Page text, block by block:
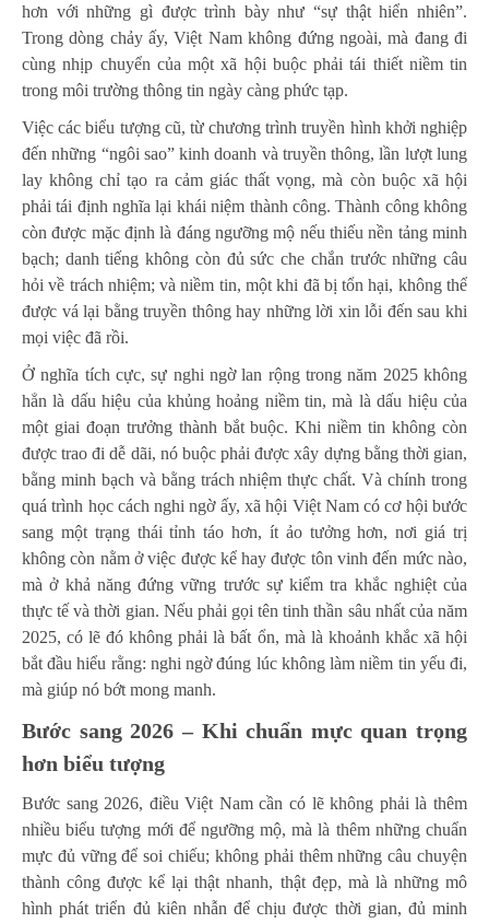
hơn với những gì được trình bày như “sự thật hiển nhiên”.
Trong dòng chảy ấy, Việt Nam không đứng ngoài, mà đang đi
cùng nhịp chuyển của một xã hội buộc phải tái thiết niềm tin
trong môi trường thông tin ngày càng phức tạp.
Việc các biểu tượng cũ, từ chương trình truyền hình khởi nghiệp
đến những “ngôi sao” kinh doanh và truyền thông, lần lượt lung
lay không chỉ tạo ra cảm giác thất vọng, mà còn buộc xã hội
phải tái định nghĩa lại khái niệm thành công. Thành công không
còn được mặc định là đáng ngưỡng mộ nếu thiếu nền tảng minh
bạch; danh tiếng không còn đủ sức che chắn trước những câu
hỏi về trách nhiệm; và niềm tin, một khi đã bị tổn hại, không thể
được vá lại bằng truyền thông hay những lời xin lỗi đến sau khi
mọi việc đã rồi.
Ở nghĩa tích cực, sự nghi ngờ lan rộng trong năm 2025 không
hẳn là dấu hiệu của khủng hoảng niềm tin, mà là dấu hiệu của
một giai đoạn trưởng thành bắt buộc. Khi niềm tin không còn
được trao đi dễ dãi, nó buộc phải được xây dựng bằng thời gian,
bằng minh bạch và bằng trách nhiệm thực chất. Và chính trong
quá trình học cách nghi ngờ ấy, xã hội Việt Nam có cơ hội bước
sang một trạng thái tỉnh táo hơn, ít ảo tưởng hơn, nơi giá trị
không còn nằm ở việc được kể hay được tôn vinh đến mức nào,
mà ở khả năng đứng vững trước sự kiểm tra khắc nghiệt của
thực tế và thời gian. Nếu phải gọi tên tinh thần sâu nhất của năm
2025, có lẽ đó không phải là bất ổn, mà là khoảnh khắc xã hội
bắt đầu hiểu rằng: nghi ngờ đúng lúc không làm niềm tin yếu đi,
mà giúp nó bớt mong manh.
Bước sang 2026 – Khi chuẩn mực quan trọng
hơn biểu tượng
Bước sang 2026, điều Việt Nam cần có lẽ không phải là thêm
nhiều biểu tượng mới để ngưỡng mộ, mà là thêm những chuẩn
mực đủ vững để soi chiếu; không phải thêm những câu chuyện
thành công được kể lại thật nhanh, thật đẹp, mà là những mô
hình phát triển đủ kiên nhẫn để chịu được thời gian, đủ minh